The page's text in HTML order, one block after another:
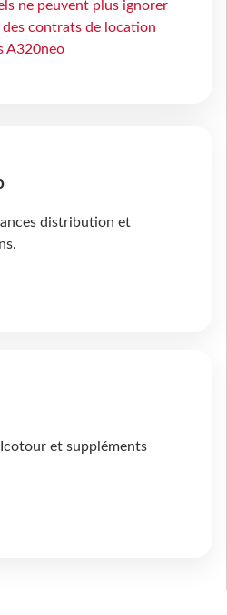
ne peuvent plus ignorer
des contrats de location
A320neo
distribution et
et suppléments